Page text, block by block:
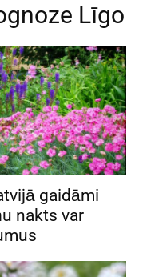
Līgo
gaidāmi
nakts var